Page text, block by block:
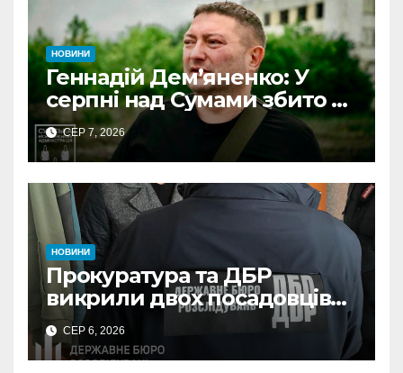
НОВИНИ
Геннадій Дем’яненко: У
серпні над Сумами збито 6
КАБів
СЕР 7, 2026
НОВИНИ
Прокуратура та ДБР
викрили двох посадовців
ДПС Сумщини на вимаганні
неправомірної вигоди у
ФОПа
СЕР 6, 2026